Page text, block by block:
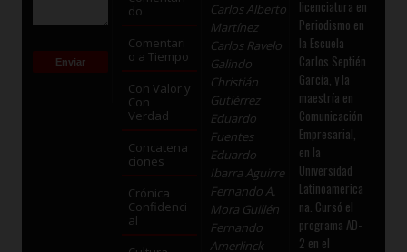
do
Comentari
o a Tiempo
Con Valor y
Con
Verdad
Concatena
ciones
Crónica
Confidenci
al
Carlos Alberto
Martínez
Carlos Ravelo
Galindo
Christián
Gutiérrez
Eduardo
Fuentes
Eduardo
Ibarra Aguirre
Fernando A.
Mora Guillén
Fernando
Amerlinck
licenciatura en
Periodismo en
la Escuela
Carlos Septién
García, y la
maestría en
Comunicación
Empresarial,
en la
Universidad
Latinoamerica
na. Cursó el
programa AD-
2 en el